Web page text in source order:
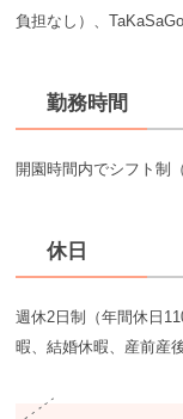
負担なし）、
勤務時間
開園時間内でシフト制
休日
週休2日制（年間休日
暇、結婚休暇、産前産